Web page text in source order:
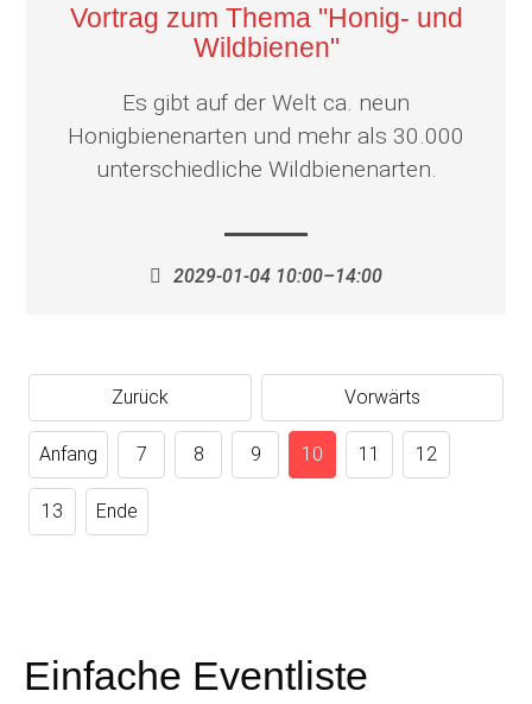
Vortrag zum Thema "Honig- und
Wildbienen"
Es gibt auf der Welt ca. neun
Honigbienenarten und mehr als 30.000
unterschiedliche Wildbienenarten.
2029-01-04 10:00–14:00
Zurück Vorwärts
Anfang 7 8 9 10 11 12
13 Ende
Einfache Eventliste